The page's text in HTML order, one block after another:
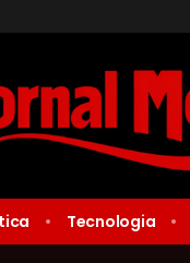
Tecnologia